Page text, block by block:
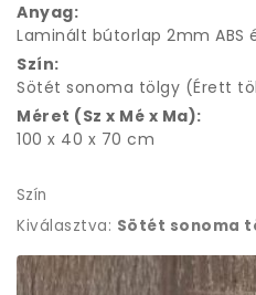
Anyag:
Laminált bútorlap 2mm ABS
Szín:
Sötét sonoma tölgy (Érett
Méret (Sz x Mé x Ma):
100 x 40 x 70 cm
Szín
Kiválasztva: Sötét sonoma